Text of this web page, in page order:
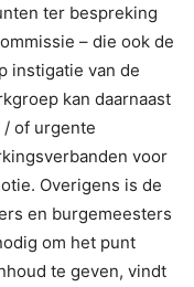
ter bespreking
– die ook de
instigatie van de
kan daarnaast
of urgente
voor
Overigens is de
en burgemeesters
om het punt
te geven, vindt